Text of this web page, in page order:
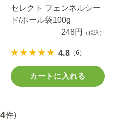
セレクト フェンネルシー
ド/ホール袋100g
248円
（税込）
4.8 （6）
カートに入れる
4件)